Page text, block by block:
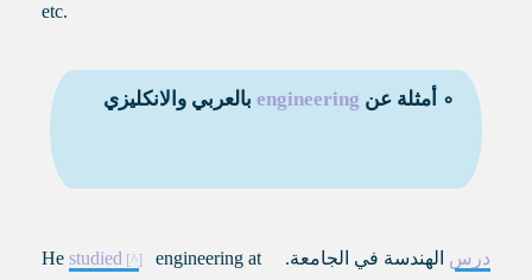
etc.
∘ أمثلة عن engineering بالعربي والانكليزي
درس الهندسة في الجامعة. He studied
engineering at